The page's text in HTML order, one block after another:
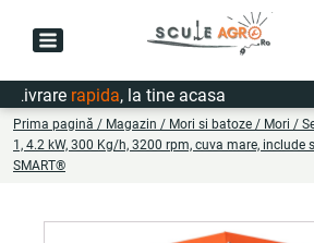
rapida, la tine acasa
Prima pagină / Magazin / Mori si batoze / Mori /
1, 4.2 kW, 300 Kg/h, 3200 rpm, cuva mare, include
SMART®